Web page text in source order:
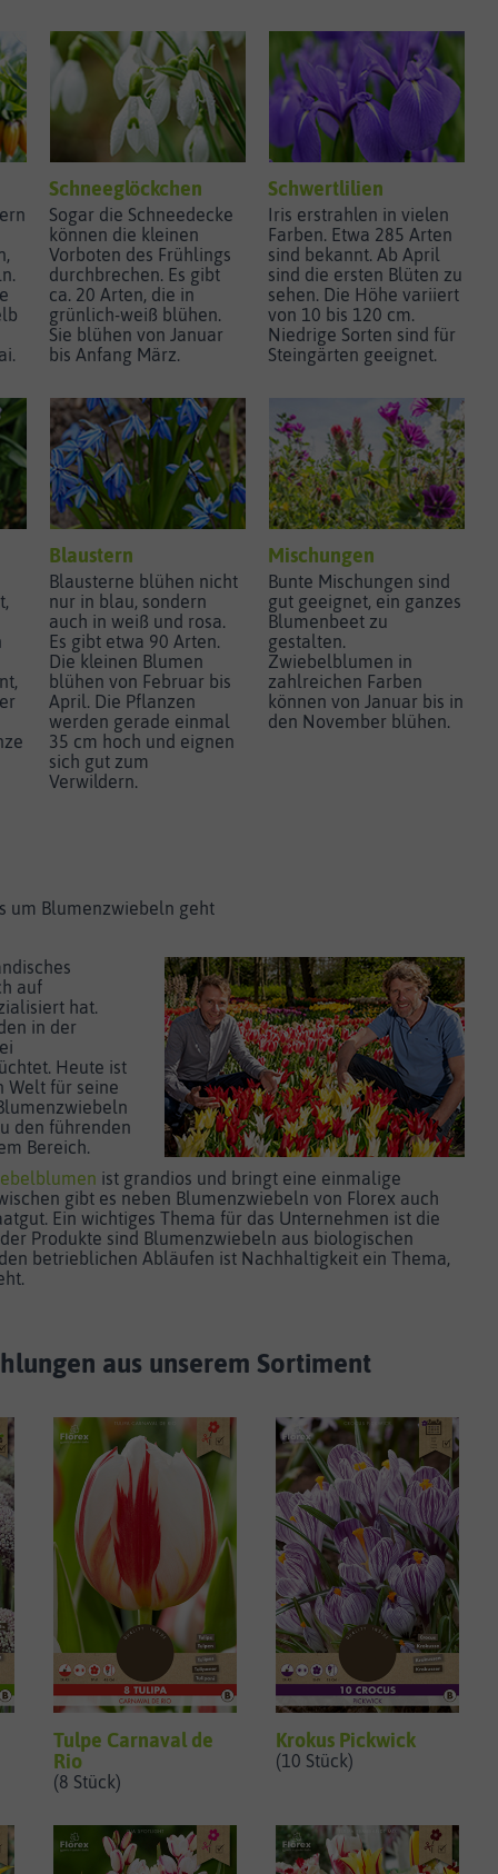
Schneeglöckchen
Sogar die Schneedecke
können die kleinen
Vorboten des Frühlings
durchbrechen. Es gibt
ca. 20 Arten, die in
grünlich-weiß blühen.
Sie blühen von Januar
bis Anfang März.
Schwertlilien
Iris erstrahlen in vielen
Farben. Etwa 285 Arten
sind bekannt. Ab April
sind die ersten Blüten zu
sehen. Die Höhe variiert
von 10 bis 120 cm.
Niedrige Sorten sind für
Steingärten geeignet.
Blaustern
Blausterne blühen nicht
nur in blau, sondern
auch in weiß und rosa.
Es gibt etwa 90 Arten.
Die kleinen Blumen
blühen von Februar bis
April. Die Pflanzen
werden gerade einmal
35 cm hoch und eignen
sich gut zum
Verwildern.
Mischungen
Bunte Mischungen sind
gut geeignet, ein ganzes
Blumenbeet zu
gestalten.
Zwiebelblumen in
zahlreichen Farben
können von Januar bis in
den November blühen.
um Blumenzwiebeln geht
auf
hat.
in der
Heute ist
Welt für seine
den führenden
Bereich.
ist grandios und bringt eine einmalige
gibt es neben Blumenzwiebeln von Florex auch
Ein wichtiges Thema für das Unternehmen ist die
Produkte sind Blumenzwiebeln aus biologischen
betrieblichen Abläufen ist Nachhaltigkeit ein Thema,
aus unserem Sortiment
Tulpe Carnaval de
Rio
(8 Stück)
Krokus Pickwick
(10 Stück)